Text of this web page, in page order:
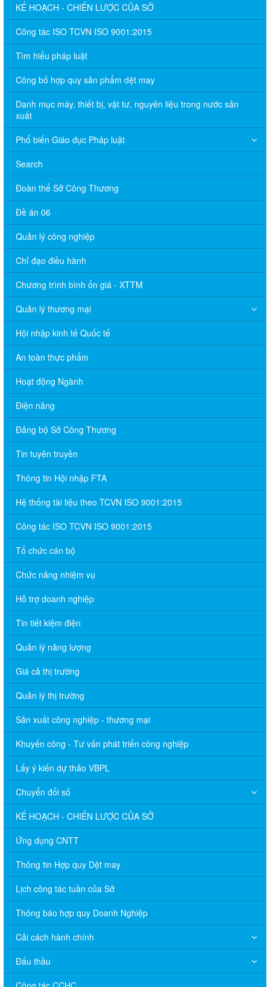
KẾ HOẠCH - CHIẾN LƯỢC CỦA SỞ
Công tác ISO TCVN ISO 9001:2015
Tìm hiểu pháp luật
Công bố hợp quy sản phẩm dệt may
Danh mục máy, thiết bị, vật tư, nguyên liệu trong nước sản
xuất
Phổ biến Giáo dục Pháp luật
Search
Đoàn thể Sở Công Thương
Đề án 06
Quản lý công nghiệp
Chỉ đạo điều hành
Chương trình bình ổn giá - XTTM
Quản lý thương mại
Hội nhập kinh tế Quốc tế
An toàn thực phẩm
Hoạt động Ngành
Điện năng
Đảng bộ Sở Công Thương
Tin tuyên truyền
Thông tin Hội nhập FTA
Hệ thống tài liệu theo TCVN ISO 9001:2015
Công tác ISO TCVN ISO 9001:2015
Tổ chức cán bộ
Chức năng nhiệm vụ
Hỗ trợ doanh nghiệp
Tin tiết kiệm điện
Quản lý năng lượng
Giá cả thị trường
Quản lý thị trường
Sản xuất công nghiệp - thương mại
Khuyến công - Tư vấn phát triển công nghiệp
Lấy ý kiến dự thảo VBPL
Chuyển đổi số
KẾ HOẠCH - CHIẾN LƯỢC CỦA SỞ
Ứng dụng CNTT
Thông tin Hợp quy Dệt may
Lịch công tác tuần của Sở
Thông báo hợp quy Doanh Nghiệp
Cải cách hành chính
Đấu thầu